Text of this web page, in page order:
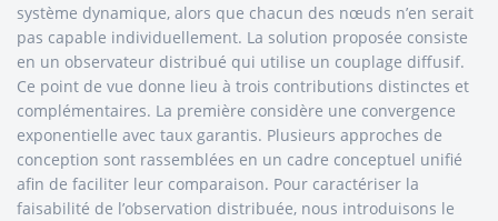
système dynamique, alors que chacun des nœuds n’en serait
pas capable individuellement. La solution proposée consiste
en un observateur distribué qui utilise un couplage diffusif.
Ce point de vue donne lieu à trois contributions distinctes et
complémentaires. La première considère une convergence
exponentielle avec taux garantis. Plusieurs approches de
conception sont rassemblées en un cadre conceptuel unifié
afin de faciliter leur comparaison. Pour caractériser la
faisabilité de l’observation distribuée, nous introduisons le